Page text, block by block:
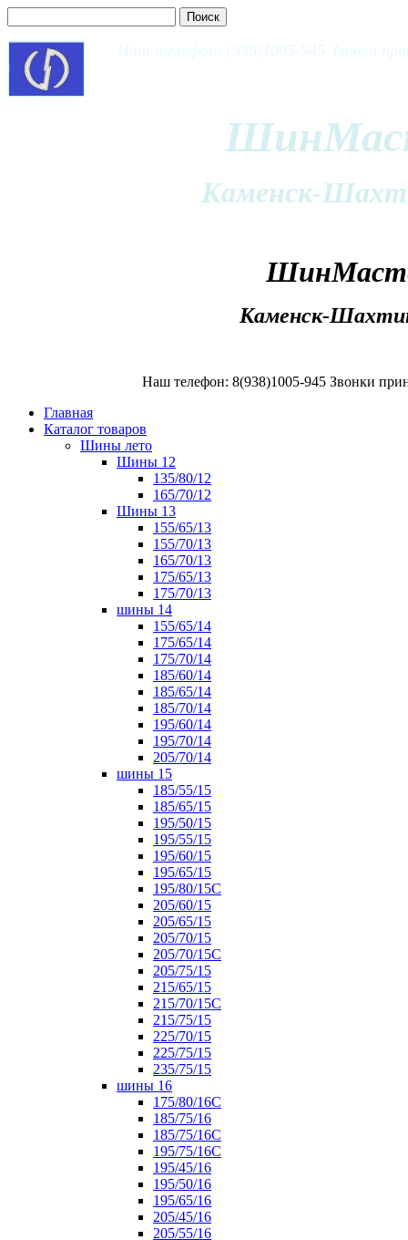
Наш телефон: (938)1005-945 Звонки
Каменск-
Каменск-
Наш телефон: 8(938)1005-945 Звонки
Главная
Каталог товаров
Шины лето
Шины 12
135/80/12
165/70/12
Шины 13
155/65/13
155/70/13
165/70/13
175/65/13
175/70/13
шины 14
155/65/14
175/65/14
175/70/14
185/60/14
185/65/14
185/70/14
195/60/14
195/70/14
205/70/14
шины 15
185/55/15
185/65/15
195/50/15
195/55/15
195/60/15
195/65/15
195/80/15С
205/60/15
205/65/15
205/70/15
205/70/15С
205/75/15
215/65/15
215/70/15C
215/75/15
225/70/15
225/75/15
235/75/15
шины 16
175/80/16С
185/75/16
185/75/16С
195/75/16С
195/45/16
195/50/16
195/65/16
205/45/16
205/55/16